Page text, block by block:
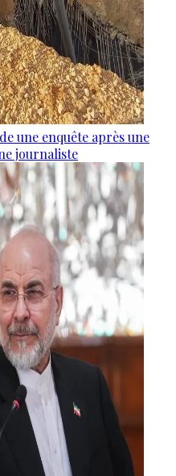
une enquête après une
journaliste